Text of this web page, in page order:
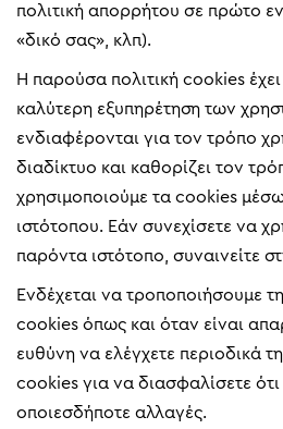
πολιτική απορρήτου σε πρώτο
«δικό σας», κλπ).
Η παρούσα πολιτική cookies
καλύτερη εξυπηρέτηση των
ενδιαφέρονται για τον τρόπο
διαδίκτυο και καθορίζει τον
χρησιμοποιούμε τα cookies
ιστότοπου. Εάν συνεχίσετε να
παρόντα ιστότοπο, συναινείτε
Ενδέχεται να τροποποιήσουμε
cookies όπως και όταν είναι
ευθύνη να ελέγχετε περιοδικά
cookies για να διασφαλίσετε
οποιεσδήποτε αλλαγές.